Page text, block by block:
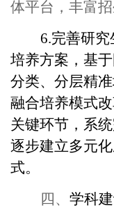
体平台，丰富招
6.完善研
培养方案，基
分类、分层精
融合培养模式
关键环节，系
逐步建立多元
式。
四、 学科